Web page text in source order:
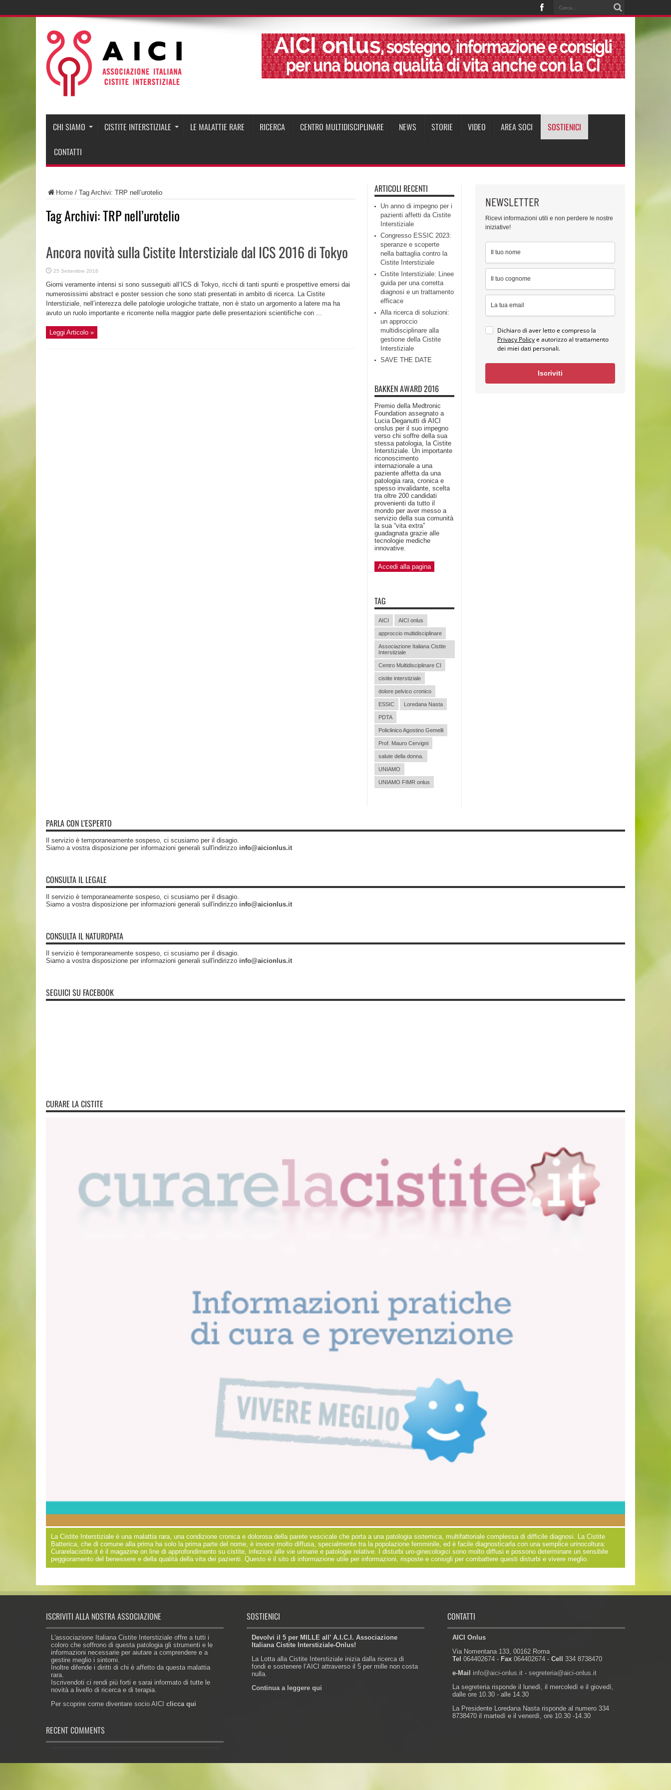
CHI SIAMO CISTITE INTERSTIZIALE LE MALATTIE RARE RICERCA CENTRO MULTIDISCIPLINARE NEWS STORIE VIDEO AREA SOCI SOSTIENICI
CONTATTI
Home / Tag Archivi: TRP nell’urotelio
Tag Archivi:TRP nell’urotelio
Ancora novità sulla Cistite Interstiziale dal ICS 2016 di Tokyo
25 Settembre 2016
Giorni veramente intensi si sono susseguiti all’ICS di Tokyo, ricchi di tanti spunti e prospettive emersi dai
numerosissimi abstract e poster session che sono stati presentati in ambito di ricerca. La Cistite
Interstiziale, nell’interezza delle patologie urologiche trattate, non è stato un argomento a latere ma ha
avuto un ruolo importante e ricorrente nella maggior parte delle presentazioni scientifiche con ...
Leggi Articolo »
ARTICOLI RECENTI
Un anno di impegno per i
pazienti affetti da Cistite
Interstiziale
Congresso ESSIC 2023:
speranze e scoperte
nella battaglia contro la
Cistite Interstiziale
Cistite Interstiziale: Linee
guida per una corretta
diagnosi e un trattamento
efficace
Alla ricerca di soluzioni:
un approccio
multidisciplinare alla
gestione della Cistite
Interstiziale
SAVE THE DATE
BAKKEN AWARD 2016
Premio della Medtronic
Foundation assegnato a
Lucia Deganutti di AICI
onslus per il suo impegno
verso chi soffre della sua
stessa patologia, la Cistite
Interstiziale. Un importante
riconoscimento
internazionale a una
paziente affetta da una
patologia rara, cronica e
spesso invalidante, scelta
tra oltre 200 candidati
provenienti da tutto il
mondo per aver messo a
servizio della sua comunità
la sua “vita extra”
guadagnata grazie alle
tecnologie mediche
innovative.
Accedi alla pagina
TAG
AICI AICI onlus
approccio multidisciplinare
Associazione Italiana Cistite
Interstiziale
Centro Multidisciplinare CI
cistite interstiziale
dolore pelvico cronico
ESSIC Loredana Nasta
PDTA
Policlinico Agostino Gemelli
Prof. Mauro Cervigni
salute della donna.
UNIAMO
UNIAMO FIMR onlus
NEWSLETTER
Ricevi informazioni utili e non perdere le nostre
iniziative!
Dichiaro di aver letto e compreso la
Privacy Policye autorizzo al trattamento
dei miei dati personali.
Iscriviti
PARLA CON L’ESPERTO
Il servizio è temporaneamente sospeso, ci scusiamo per il disagio.
Siamo a vostra disposizione per informazioni generali sull'indirizzo info@aicionlus.it
CONSULTA IL LEGALE
Il servizio è temporaneamente sospeso, ci scusiamo per il disagio.
Siamo a vostra disposizione per informazioni generali sull'indirizzo info@aicionlus.it
CONSULTA IL NATUROPATA
Il servizio è temporaneamente sospeso, ci scusiamo per il disagio.
Siamo a vostra disposizione per informazioni generali sull'indirizzo info@aicionlus.it
SEGUICI SU FACEBOOK
CURARE LA CISTITE
La Cistite Interstiziale è una malattia rara, una condizione cronica e dolorosa della parete vescicale che porta a una patologia sistemica, multifattoriale complessa di difficile diagnosi. La Cistite
Batterica, che di comune alla prima ha solo la prima parte del nome, è invece molto diffusa, specialmente tra la popolazione femminile, ed è facile diagnosticarla con una semplice urinocoltura:
Curarelacistite.it è il magazine on line di approfondimento su cistite, infezioni alle vie urinarie e patologie relative. I disturbi uro-ginecologici sono molto diffusi e possono determinare un sensibile
peggioramento del benessere e della qualità della vita dei pazienti. Questo è il sito di informazione utile per informazioni, risposte e consigli per combattere questi disturbi e vivere meglio.
ISCRIVITI ALLA NOSTRA ASSOCIAZIONE
L'associazione Italiana Cistite Interstiziale offre a tutti i
coloro che soffrono di questa patologia gli strumenti e le
informazioni necessarie per aiutare a comprendere e a
gestire meglio i sintomi.
Inoltre difende i diritti di chi è affetto da questa malattia
rara.
Iscrivendoti ci rendi più forti e sarai informato di tutte le
novità a livello di ricerca e di terapia.
Per scoprire come diventare socio AICI clicca qui
RECENT COMMENTS
SOSTIENICI
Devolvi il 5 per MILLE all’ A.I.C.I. Associazione
Italiana Cistite Interstiziale-Onlus!
La Lotta alla Cistite Interstiziale inizia dalla ricerca di
fondi e sostenere l’AICI attraverso il 5 per mille non costa
nulla.
Continua a leggere qui
CONTATTI
AICI Onlus
Via Nomentana 133, 00162 Roma
Tel 064402674 - Fax 064402674 -Cell
334 8738470
e-Mail
info@aici-onlus.it -segreteria@aici-onlus.it
La segreteria risponde il lunedì, il mercoledì e il giovedì,
dalle ore 10.30 - alle 14.30
La Presidente Loredana Nasta risponde al numero 334
8738470 il martedì e il venerdì, ore 10.30 -14.30